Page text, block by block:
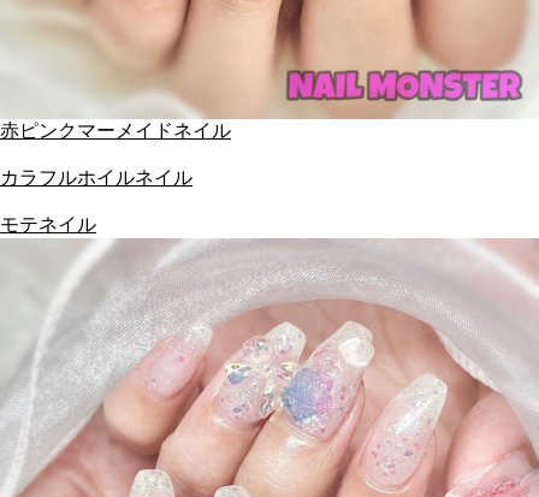
赤ピンクマーメイドネイル
カラフルホイルネイル
モテネイル